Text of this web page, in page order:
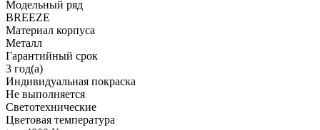
Модельный ряд
BREEZE
Материал корпуса
Металл
Гарантийный срок
3 год(а)
Индивидуальная покраска
Не выполняется
Светотехнические
Цветовая температура